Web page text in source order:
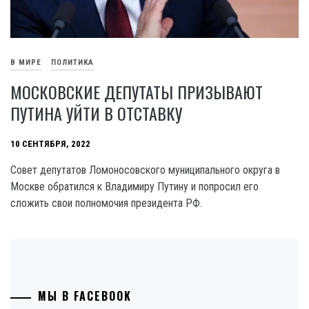
В МИРЕ ПОЛИТИКА
МОСКОВСКИЕ ДЕПУТАТЫ ПРИЗЫВАЮТ
ПУТИНА УЙТИ В ОТСТАВКУ
10 СЕНТЯБРЯ, 2022
Совет депутатов Ломоносовского муниципального округа в
Москве обратился к Владимиру Путину и попросил его
сложить свои полномочия президента РФ.
МЫ В FACEBOOK